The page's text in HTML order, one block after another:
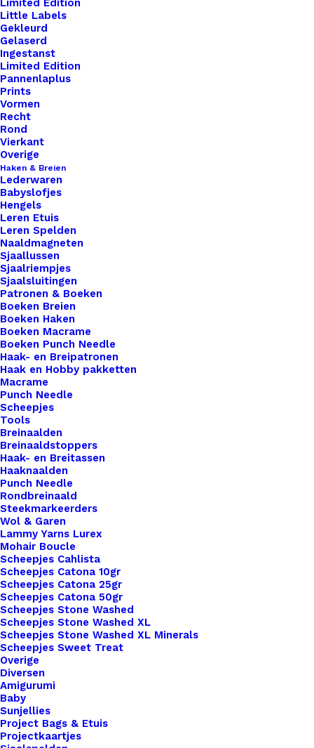
Limited Edition
Little Labels
Gekleurd
Gelaserd
Ingestanst
Limited Edition
Pannenlaplus
Prints
Vormen
Recht
Rond
Vierkant
Overige
Haken & Breien
Lederwaren
Babyslofjes
Hengels
Leren Etuis
Leren Spelden
Naaldmagneten
Sjaallussen
Sjaalriempjes
Sjaalsluitingen
Patronen & Boeken
Boeken Breien
Boeken Haken
Boeken Macrame
Boeken Punch Needle
Haak- en Breipatronen
Haak en Hobby pakketten
Macrame
Punch Needle
Scheepjes
Tools
Breinaalden
Breinaaldstoppers
Haak- en Breitassen
Haaknaalden
Punch Needle
Rondbreinaald
Steekmarkeerders
Wol & Garen
Lammy Yarns Lurex
Mohair Boucle
Scheepjes Cahlista
Scheepjes Catona 10gr
Scheepjes Catona 25gr
Scheepjes Catona 50gr
Scheepjes Stone Washed
Scheepjes Stone Washed XL
Scheepjes Stone Washed XL Minerals
Scheepjes Sweet Treat
Overige
Diversen
Amigurumi
Baby
Sunjellies
Project Bags & Etuis
Projectkaartjes
20mm Houten Knopen Baby Boy Design De
Haakfabriek
20mm Houten
Knopen Baby Boy
Design De
Haakfabriek
€0,45
Voeg een speelse en unieke touch toe aan je
creaties met onze hippe houten knoopjes voorzien
van leuke tekst! Deze knoopjes zijn niet alleen
functioneel, maar ook een leuke manier om je
creaties te personaliseren en een glimlach op
ieders gezicht te toveren. Of je nu een boodschap
van liefde, geluk of humor wilt overbrengen, onze
knoopjes met tekst bieden een scala aan
mogelijkheden om je creativiteit tot leven te
brengen. Gemaakt van hoogwaardig hout, zijn
deze knoopjes duurzaam en gemakkelijk te
bevestigen op verschillende handgemaakte items,
zoals kleding, accessoires, knuffels en meer. Kies
uit ons assortiment van schattige en
betekenisvolle teksten en geef je projecten een
uniek en persoonlijk tintje.
54 op voorraad
20mm
Houten
Knopen
Baby
Boy
Design
De
Haakfabriek
aantal
Toevoegen aan winkelwagen
Artikelnummer
Categorie